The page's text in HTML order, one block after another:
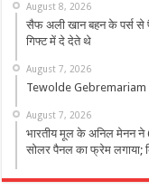
August 8, 2026
सैफ अली खान बहन के पर्स से
गिफ्ट में दे देते थे
August 7, 2026
Tewolde Gebremariam
August 7, 2026
भारतीय मूल के अनिल मेनन
सोलर पैनल का फ्रेम लगाया;